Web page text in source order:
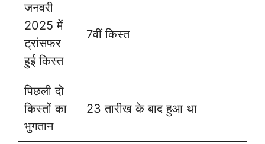
जनवरी
2025 में
ट्रांसफर
हुई किस्त
7वीं किस्त
पिछली दो
किस्तों का
भुगतान
23 तारीख के बाद हुआ था